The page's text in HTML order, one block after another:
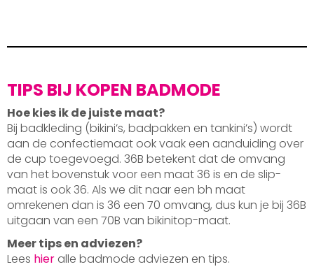
TIPS BIJ KOPEN BADMODE
Hoe kies ik de juiste maat?
Bij badkleding (bikini’s, badpakken en tankini’s) wordt
aan de confectiemaat ook vaak een aanduiding over
de cup toegevoegd. 36B betekent dat de omvang
van het bovenstuk voor een maat 36 is en de slip-
maat is ook 36. Als we dit naar een bh maat
omrekenen dan is 36 een 70 omvang, dus kun je bij 36B
uitgaan van een 70B van bikinitop-maat.
Meer tips en adviezen?
Lees hier alle badmode adviezen en tips.